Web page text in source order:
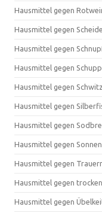
Hausmittel gegen
Hausmittel gegen
Hausmittel gegen
Hausmittel gegen
Hausmittel gegen
Hausmittel gegen
Hausmittel gegen
Hausmittel gegen
Hausmittel gegen
Hausmittel gegen
Hausmittel gegen